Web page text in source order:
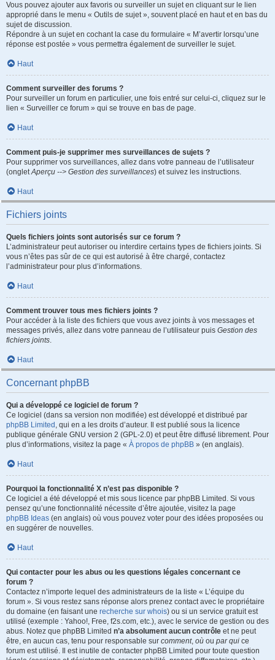
Vous pouvez ajouter aux favoris ou surveiller un sujet en cliquant sur le lien
approprié dans le menu « Outils de sujet », souvent placé en haut et en bas du
sujet de discussion.
Répondre à un sujet en cochant la case du formulaire « M’avertir lorsqu’une
réponse est postée » vous permettra également de surveiller le sujet.
Haut
Comment surveiller des forums ?
Pour surveiller un forum en particulier, une fois entré sur celui-ci, cliquez sur le
lien « Surveiller ce forum » qui se trouve en bas de page.
Haut
Comment puis-je supprimer mes surveillances de sujets ?
Pour supprimer vos surveillances, allez dans votre panneau de l’utilisateur
(ongletAperçu --> Gestion des surveillances) et suivez les instructions.
Haut
Fichiers joints
Quels fichiers joints sont autorisés sur ce forum ?
L’administrateur peut autoriser ou interdire certains types de fichiers joints. Si
vous n’êtes pas sûr de ce qui est autorisé à être chargé, contactez
l’administrateur pour plus d’informations.
Haut
Comment trouver tous mes fichiers joints ?
Pour accéder à la liste des fichiers que vous avez joints à vos messages et
messages privés, allez dans votre panneau de l’utilisateur puis Gestion des
fichiers joints.
Haut
Concernant phpBB
Qui a développé ce logiciel de forum ?
Ce logiciel (dans sa version non modifiée) est développé et distribué par
phpBB Limited , qui en a les droits d’auteur. Il est publié sous la licence
publique générale GNU version 2 (GPL-2.0) et peut être diffusé librement. Pour
plus d’informations, visitez la page « À propos de phpBB » (en anglais).
Haut
Pourquoi la fonctionnalité X n’est pas disponible ?
Ce logiciel a été développé et mis sous licence par phpBB Limited. Si vous
pensez qu’une fonctionnalité nécessite d’être ajoutée, visitez la page
phpBB Ideas (en anglais) où vous pouvez voter pour des idées proposées ou
en suggérer de nouvelles.
Haut
Qui contacter pour les abus ou les questions légales concernant ce
forum ?
Contactez n’importe lequel des administrateurs de la liste « L’équipe du
forum ». Si vous restez sans réponse alors prenez contact avec le propriétaire
du domaine (en faisant une recherche sur whois) ou si un service gratuit est
utilisé (exemple : Yahoo!, Free, f2s.com, etc.), avec le service de gestion ou des
abus. Notez que phpBB Limited n’a absolument aucun contrôle et ne peut
être, en aucun cas, tenu pour responsable sur comment, où ou par qui ce
forum est utilisé. Il est inutile de contacter phpBB Limited pour toute question